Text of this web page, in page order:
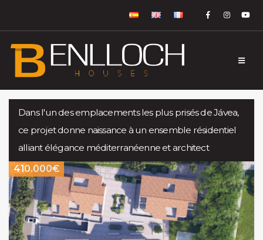
Dans l'un des emplacements les plus prisés de Jávea,
ce projet donne naissance à un ensemble résidentiel
alliant élégance méditerranéenne et architect
410.000€